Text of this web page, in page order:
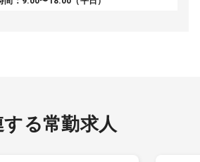
する常勤求人